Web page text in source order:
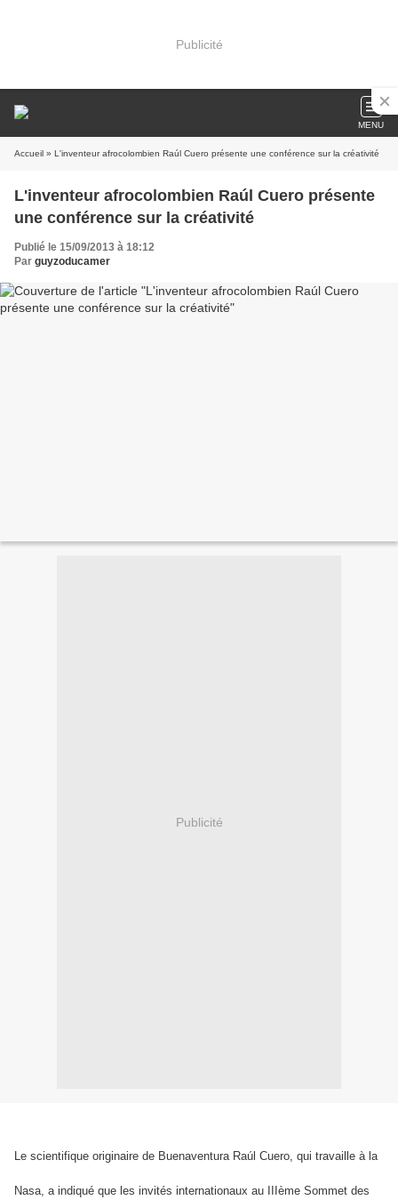
Publicité
MENU
Accueil » L'inventeur afrocolombien Raúl Cuero présente une conférence sur la créativité
L'inventeur afrocolombien Raúl Cuero présente
une conférence sur la créativité
Publié le 15/09/2013 à 18:12
Par guyzoducamer
Publicité
Le scientifique originaire de Buenaventura Raúl Cuero, qui travaille à la
Nasa, a indiqué que les invités internationaux au IIIème Sommet des